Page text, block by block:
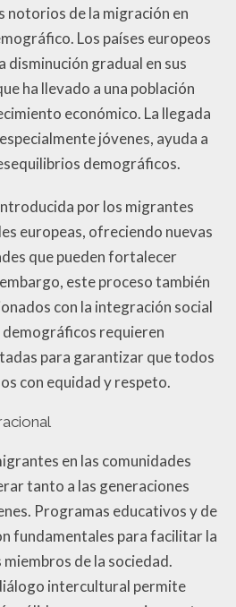
notorios de la migración en
Los países europeos
disminución gradual en sus
ha llevado a una población
económico. La llegada
jóvenes, ayuda a
demográficos.
por los migrantes
europeas, ofreciendo nuevas
que pueden fortalecer
este proceso también
con la integración social
requieren
para garantizar que todos
con equidad y respeto.
en las comunidades
tanto a las generaciones
Programas educativos y de
fundamentales para facilitar la
de la sociedad.
intercultural permite